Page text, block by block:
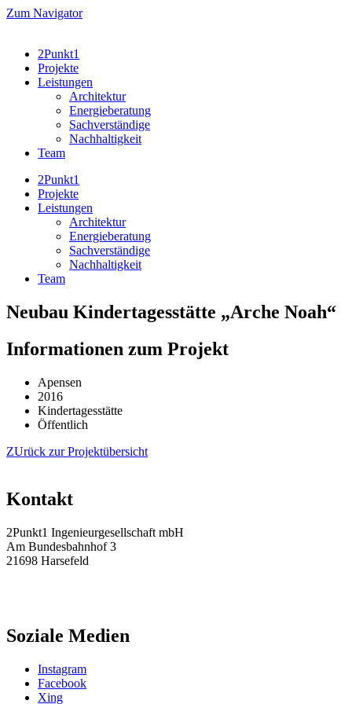
Zum
Zum Navigator
2Punkt1
Projekte
Leistungen
Architektur
Energieberatung
Sachverständige
Nachhaltigkeit
Team
2Punkt1
Projekte
Leistungen
Architektur
Energieberatung
Sachverständige
Nachhaltigkeit
Team
Neubau Kindertagesstätte „Arche Noah“
Informationen zum Projekt
Apensen
2016
Kindertagesstätte
Öffentlich
ZUrück zur Projektübersicht
Kontakt
2Punkt1 Ingenieurgesellschaft mbH
Am Bundesbahnhof 3
21698 Harsefeld
Soziale Medien
Instagram
Facebook
Xing